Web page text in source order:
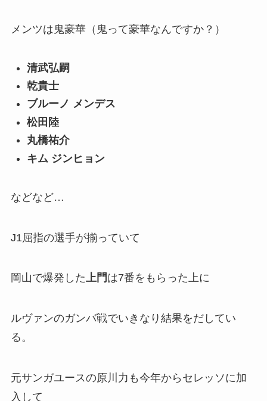
メンツは鬼豪華（鬼って豪華なんですか？）
清武弘嗣
乾貴士
ブルーノ メンデス
松田陸
丸橋祐介
キム ジンヒョン
などなど…
J1屈指の選手が揃っていて
岡山で爆発した上門 は7番をもらった上に
ルヴァンのガンバ戦でいきなり結果をだしてい
る。
元サンガユースの原川力も今年からセレッソに加
入して